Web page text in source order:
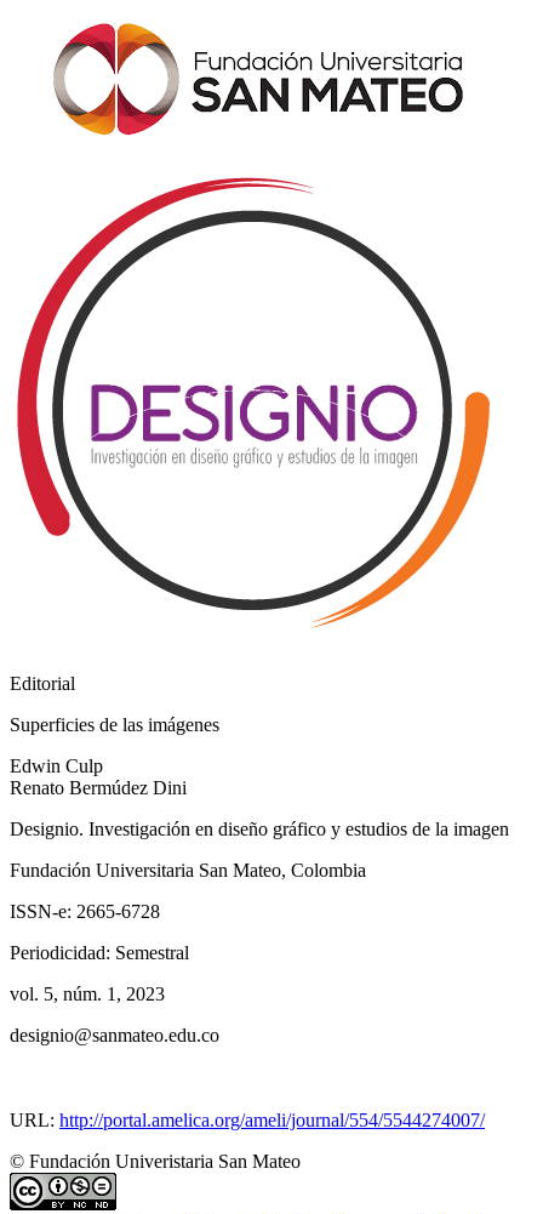
Editorial
Superficies de las imágenes
Edwin Culp
Renato Bermúdez Dini
Designio. Investigación en diseño gráfico y estudios de la imagen
Fundación Universitaria San Mateo, Colombia
ISSN-e: 2665-6728
Periodicidad: Semestral
vol. 5, núm. 1, 2023
designio@sanmateo.edu.co
URL: http://portal.amelica.org/ameli/journal/554/5544274007/
© Fundación Univeristaria San Mateo